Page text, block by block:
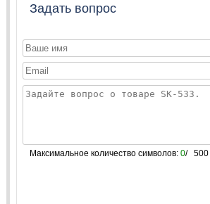
Задать вопрос
Максимальное количество символов: 0/ 500